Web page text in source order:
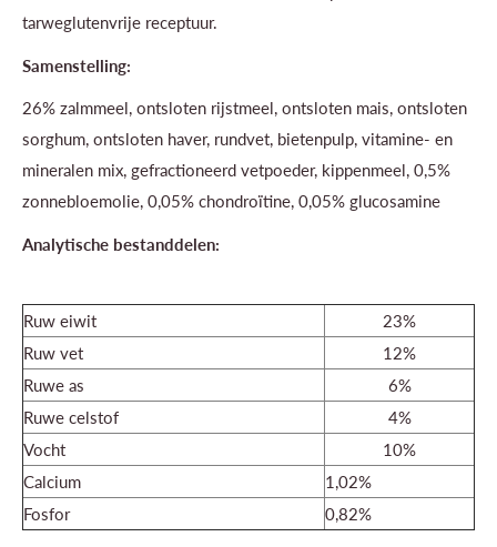
tarweglutenvrije receptuur.
Samenstelling:
26% zalmmeel, ontsloten rijstmeel, ontsloten mais, ontsloten
sorghum, ontsloten haver, rundvet, bietenpulp, vitamine- en
mineralen mix, gefractioneerd vetpoeder, kippenmeel, 0,5%
zonnebloemolie, 0,05% chondroïtine, 0,05% glucosamine
Analytische bestanddelen:
Ruw eiwit
23%
Ruw vet
12%
Ruwe as
6%
Ruwe celstof
4%
Vocht
10%
Calcium
1,02%
Fosfor
0,82%